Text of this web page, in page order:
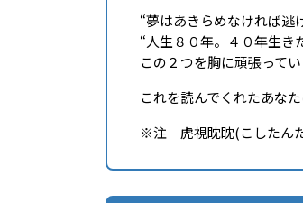
“夢はあきらめなければ逃
“人生８０年。４０年生き
この２つを胸に頑張ってい
これを読んでくれたあな
※注 虎視眈眈(こしたん